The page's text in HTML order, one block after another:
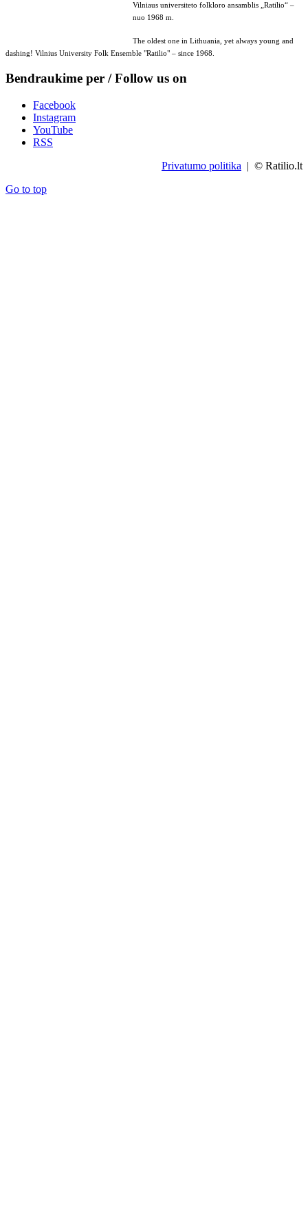
Vilniaus universiteto folkloro ansamblis „Ratilio“ –
nuo 1968 m.
The oldest one in Lithuania, yet always young and
dashing! Vilnius University Folk Ensemble "Ratilio" – since 1968.
Bendraukime per / Follow us on
Facebook
Instagram
YouTube
RSS
Privatumo politika | © Ratilio.lt
Go to top